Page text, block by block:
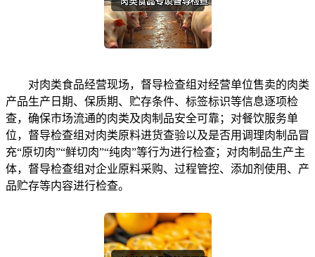
对肉类食品经营现场，督导检查组对经营单位售卖的肉类
产品生产日期、保质期、贮存条件、标签标识等信息逐项检
查，确保市场流通的肉类及肉制品安全可靠；对餐饮服务单
位，督导检查组对肉类原料进货查验以及是否用调理肉制品冒
充“原切肉”“鲜切肉”“纯肉”等行为进行检查；对肉制品生产主
体，督导检查组对企业原料采购、过程管控、添加剂使用、产
品贮存等内容进行检查。